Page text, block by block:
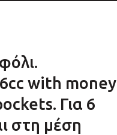
with money
Για 6
στη μέση